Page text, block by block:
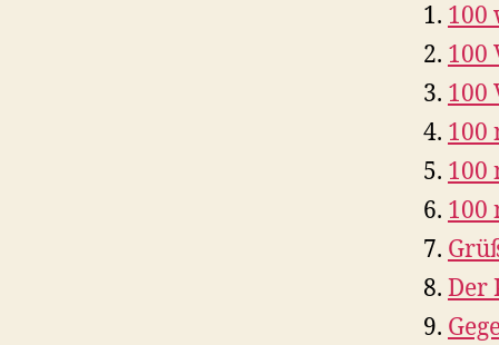
100
100
100
100
100
100
Der